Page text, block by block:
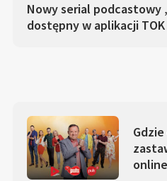
Nowy serial podcastowy
dostępny w aplikacji TOK